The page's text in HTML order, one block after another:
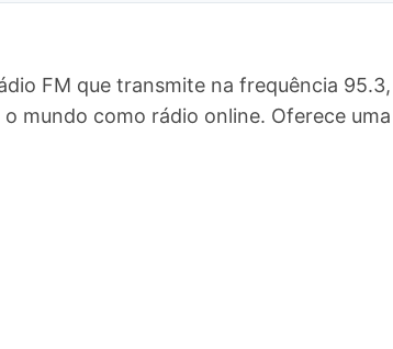
FM que transmite na frequência
mundo como rádio online. Oferece